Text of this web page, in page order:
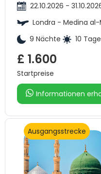
22.10.2026 -
Londra - Medina
9 Nächte
10 Tage
£ 1.600
Startpreise
Informationen
Ausgangsstrecke